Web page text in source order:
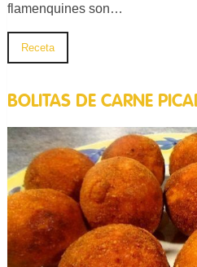
flamenquines son…
Receta
BOLITAS DE CARNE